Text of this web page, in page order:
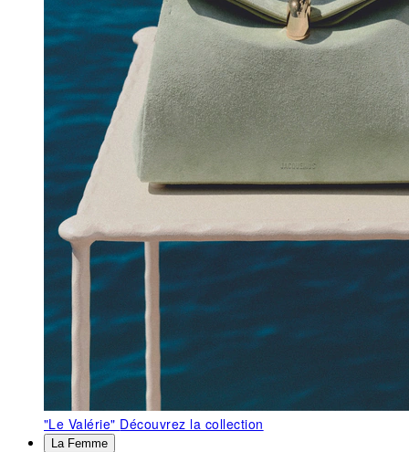
"Le Valérie" Découvrez la collection
La Femme